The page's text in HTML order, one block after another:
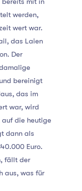
werden,
wert war.
das Laien
Der
bereinigt
das im
war, wird
auf die heutige
dann als
Euro.
fällt der
aus, was für